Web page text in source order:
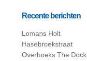
Recente berichten
Lomans Holt
Hasebroekstraat
Overhoeks The Dock